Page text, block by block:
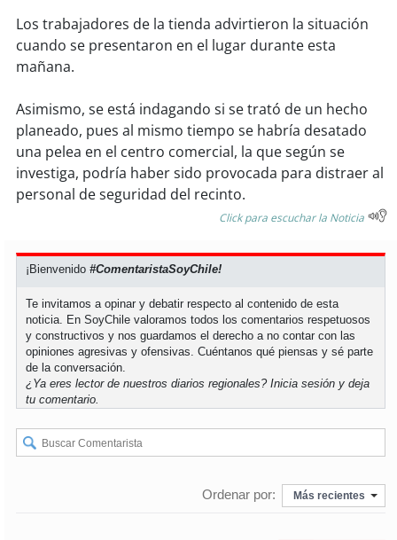
soysancarlos
soytalcahuano
soyconcepción
soycoronel
soytemuco
soyosorno
soypuertomontt
soychiloé
Los trabajadores de la tienda advirtieron la situación
cuando se presentaron en el lugar durante esta
mañana.
Asimismo, se está indagando si se trató de un hecho
planeado, pues al mismo tiempo se habría desatado
una pelea en el centro comercial, la que según se
investiga, podría haber sido provocada para distraer al
personal de seguridad del recinto.
Click para escuchar la Noticia
¡Bienvenido#ComentaristaSoyChile!
Te invitamos a opinar y debatir respecto al contenido de esta
noticia. En SoyChile valoramos todos los comentarios respetuosos
y constructivos y nos guardamos el derecho a no contar con las
opiniones agresivas y ofensivas. Cuéntanos qué piensas y sé parte
de la conversación.
¿Ya eres lector de nuestros diarios regionales?Inicia sesión y deja
tu comentario.
Ordenar por: Más recientes